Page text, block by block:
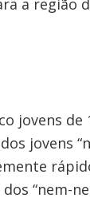
a região
jovens de
jovens
“nem-